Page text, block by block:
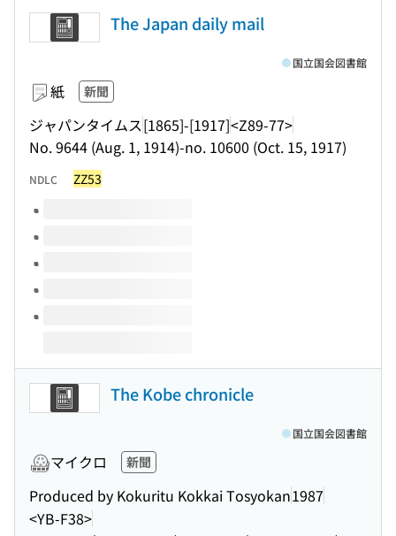
The Japan daily mail
紙 新聞
ジャパンタイムス[1865]-[1917]<Z89-77>
No. 9644 (Aug. 1, 1914)-no. 10600 (Oct. 15, 1917)
国立国会図書館
NDLC ZZ53
このタイトルの巻号
The Kobe chronicle
マイクロ 新聞
Produced by Kokuritu Kokkai Tosyokan1987
<YB-F38>
国立国会図書館